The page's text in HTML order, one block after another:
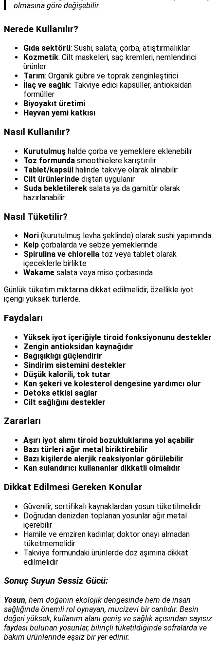
olmasına göre değişebilir.
Nerede Kullanılır?
Gıda sektörü: Sushi, salata, çorba, atıştırmalıklar
Kozmetik: Cilt maskeleri, saç kremleri, nemlendirici
ürünler
Tarım: Organik gübre ve toprak zenginleştirici
İlaç ve sağlık: Takviye edici kapsüller, antioksidan
formüller
Biyoyakıt üretimi
Hayvan yemi katkısı
Nasıl Kullanılır?
Kurutulmuş halde çorba ve yemeklere eklenebilir
Toz formunda smoothielere karıştırılır
Tablet/kapsül halinde takviye olarak alınabilir
Cilt ürünlerinde dıştan uygulanır
Suda bekletilerek salata ya da garnitür olarak
hazırlanabilir
Nasıl Tüketilir?
Nori (kurutulmuş levha şeklinde) olarak sushi yapımında
Kelp çorbalarda ve sebze yemeklerinde
Spirulina ve chlorella toz veya tablet olarak
içeceklerle birlikte
Wakame salata veya miso çorbasında
Günlük tüketim miktarına dikkat edilmelidir, özellikle iyot
içeriği yüksek türlerde.
Faydaları
Yüksek iyot içeriğiyle tiroid fonksiyonunu destekler
Zengin antioksidan kaynağıdır
Bağışıklığı güçlendirir
Sindirim sistemini destekler
Düşük kalorili, tok tutar
Kan şekeri ve kolesterol dengesine yardımcı olur
Detoks etkisi sağlar
Cilt sağlığını destekler
Zararları
Aşırı iyot alımı tiroid bozukluklarına yol açabilir
Bazı türleri ağır metal biriktirebilir
Bazı kişilerde alerjik reaksiyonlar görülebilir
Kan sulandırıcı kullananlar dikkatli olmalıdır
Dikkat Edilmesi Gereken Konular
Güvenilir, sertifikalı kaynaklardan yosun tüketilmelidir
Doğrudan denizden toplanan yosunlar ağır metal
içerebilir
Hamile ve emziren kadınlar, doktor onayı almadan
tüketmemelidir
Takviye formundaki ürünlerde doz aşımına dikkat
edilmelidir
Sonuç Suyun Sessiz Gücü:
Yosun, hem doğanın ekolojik dengesinde hem de insan
sağlığında önemli rol oynayan, mucizevi bir canlıdır. Besin
değeri yüksek, kullanım alanı geniş ve sağlık açısından sayısız
faydası bulunan yosunlar, bilinçli tüketildiğinde sofralarda ve
bakım ürünlerinde eşsiz bir yer edinir.